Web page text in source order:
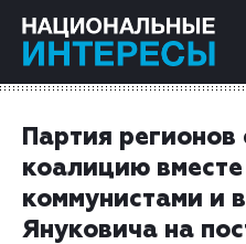
Партия регионов
коалицию
коммунистами и
Януковича на